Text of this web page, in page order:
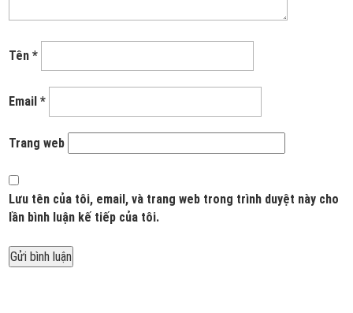
Tên*
Email*
Trang web
Lưu tên của tôi, email, và trang web trong trình duyệt này cho
lần bình luận kế tiếp của tôi.